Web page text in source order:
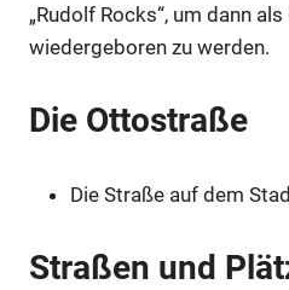
„Rudolf Rocks“, um dann
wiedergeboren zu werden.
Die Ottostraße
Die Straße auf dem
Straßen und